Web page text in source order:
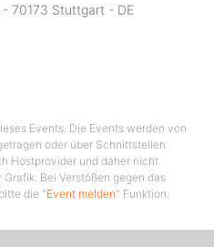
70173 Stuttgart - DE
Events. Die Events werden von
oder über Schnittstellen
Hostprovider und daher nicht
Bei Verstößen gegen das
die "Event melden" Funktion.